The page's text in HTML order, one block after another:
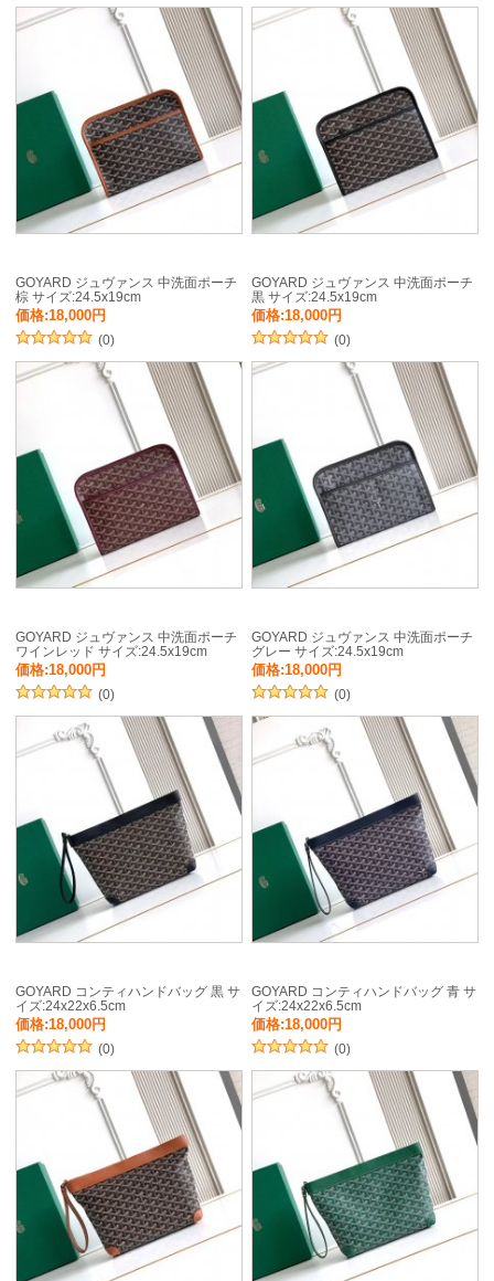
GOYARD ジュヴァンス 中洗面ポーチ
棕 サイズ:24.5x19cm
価格:18,000円
(0)
GOYARD ジュヴァンス 中洗面ポーチ
黒 サイズ:24.5x19cm
価格:18,000円
(0)
GOYARD ジュヴァンス 中洗面ポーチ
ワインレッド サイズ:24.5x19cm
価格:18,000円
(0)
GOYARD ジュヴァンス 中洗面ポーチ
グレー サイズ:24.5x19cm
価格:18,000円
(0)
GOYARD コンティハンドバッグ 黒 サ
イズ:24x22x6.5cm
価格:18,000円
(0)
GOYARD コンティハンドバッグ 青 サ
イズ:24x22x6.5cm
価格:18,000円
(0)